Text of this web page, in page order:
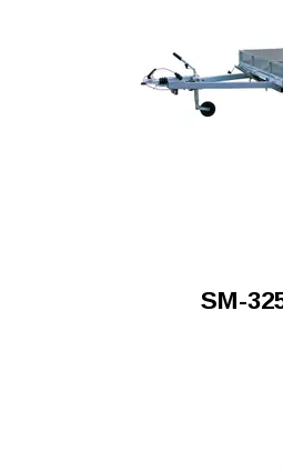
SM-